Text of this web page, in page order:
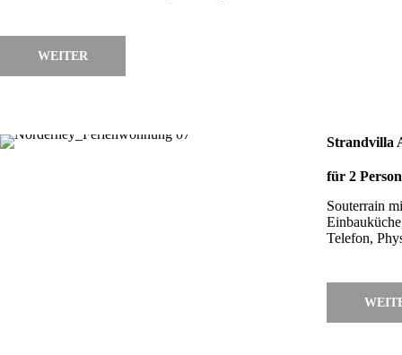
WEITER
Strandvilla
für 2
Souterrain
Telefon,